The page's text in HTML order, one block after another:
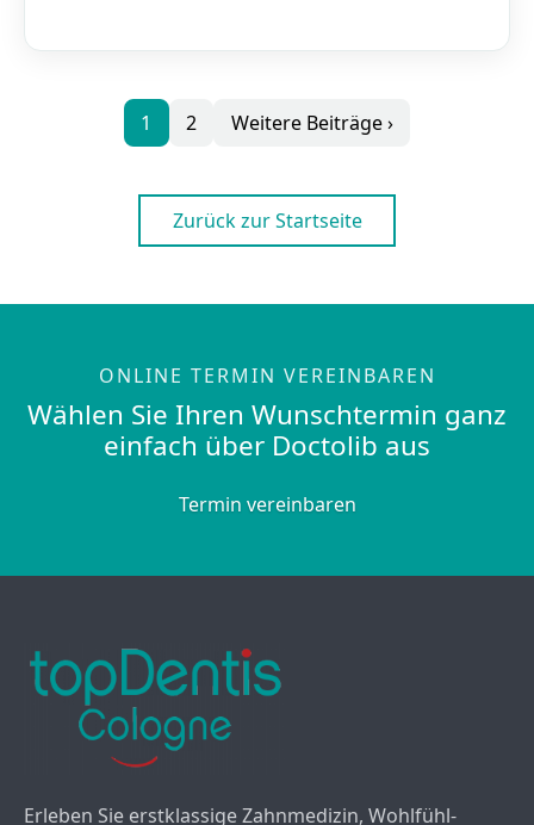
1 2 Weitere Beiträge ›
Zurück zur Startseite
ONLINE TERMIN VEREINBAREN
Wählen Sie Ihren Wunschtermin ganz
einfach über Doctolib aus
Termin vereinbaren
Erleben Sie erstklassige Zahnmedizin, Wohlfühl-